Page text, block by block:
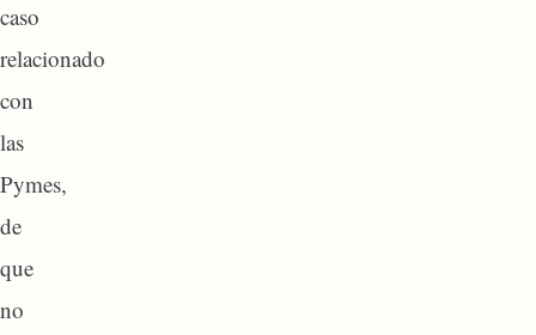
caso
relacionado
con
las
Pymes,
de
que
no